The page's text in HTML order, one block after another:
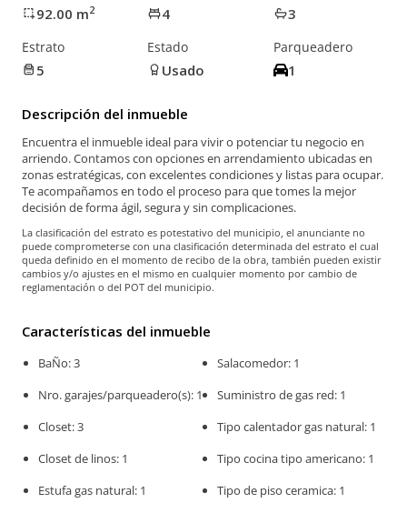
92.00 m2 4 3
Estrato
5
Estado
Usado
Parqueadero
1
Descripción del inmueble
Encuentra el inmueble ideal para vivir o potenciar tu negocio en
arriendo. Contamos con opciones en arrendamiento ubicadas en
zonas estratégicas, con excelentes condiciones y listas para ocupar.
Te acompañamos en todo el proceso para que tomes la mejor
decisión de forma ágil, segura y sin complicaciones.
La clasificación del estrato es potestativo del municipio, el anunciante no
puede comprometerse con una clasificación determinada del estrato el cual
queda definido en el momento de recibo de la obra, también pueden existir
cambios y/o ajustes en el mismo en cualquier momento por cambio de
reglamentación o del POT del municipio.
Características del inmueble
BaÑo: 3
Nro. garajes/parqueadero(s): 1
Closet: 3
Closet de linos: 1
Estufa gas natural: 1
Salacomedor: 1
Suministro de gas red: 1
Tipo calentador gas natural: 1
Tipo cocina tipo americano: 1
Tipo de piso ceramica: 1